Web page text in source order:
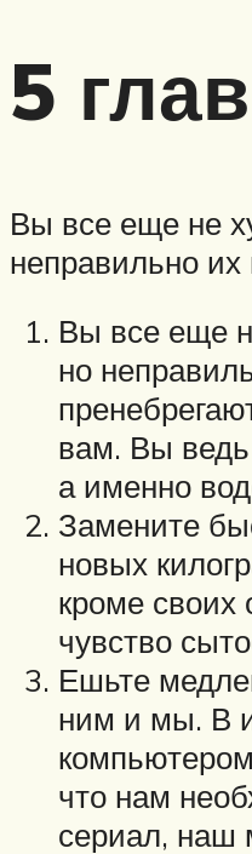
5
Вы все еще не
неправильно
Вы все еще
но
вам. Вы
а именно
Замените
новых
кроме
чувство
Ешьте
ним и мы. В
что нам
сериал, наш